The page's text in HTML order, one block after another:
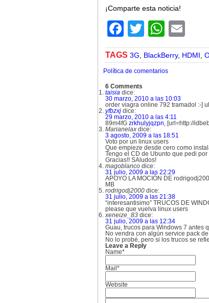
¡Comparte esta noticia!
Facebook
Twitter
TAGS 3G BlackBerry, HDMI
Política de comentarios
6 Comments
taisia dice:
30 marzo, 2010 a las 10:03
order viagra online 792 tramadol :-]
yfbzxj dice:
29 marzo, 2010 a las 4:11
89m4fG zrkhulyjqzpn, [url=http://
Marianelax dice:
3 agosto, 2009 a las 18:51
Voto por un linux users
Que empieze desde cero como
Tengo el CD de Ubunto que pedi
Gracias!! SAludos!
magoblanco dice:
31 julio, 2009 a las 22:29
APOYO LA MOCIÓN DE
MB
rodrigodj2000 dice:
31 julio, 2009 a las 21:38
“interesantisimo” TRUCOS DE
please que vuelva linux users
xeneize_83 dice:
31 julio, 2009 a las 12:34
Guau, trucos para Windows 7 antes
No vendra con algún service pack
No lo probé, pero si los trucos se
Leave a Reply
Name*
Mail*
Website